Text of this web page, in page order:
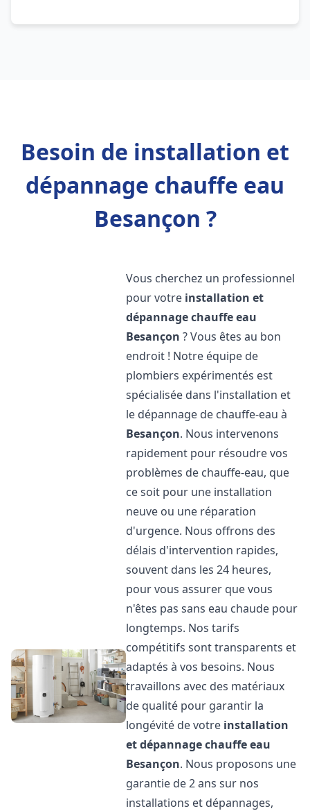
Besoin de installation et
dépannage chauffe eau
Besançon ?
Vous cherchez un professionnel
pour votre installation et
dépannage chauffe eau
Besançon ? Vous êtes au bon
endroit ! Notre équipe de
plombiers expérimentés est
spécialisée dans l'installation et
le dépannage de chauffe-eau à
Besançon. Nous intervenons
rapidement pour résoudre vos
problèmes de chauffe-eau, que
ce soit pour une installation
neuve ou une réparation
d'urgence. Nous offrons des
délais d'intervention rapides,
souvent dans les 24 heures,
pour vous assurer que vous
n'êtes pas sans eau chaude pour
longtemps. Nos tarifs
compétitifs sont transparents et
adaptés à vos besoins. Nous
travaillons avec des matériaux
de qualité pour garantir la
longévité de votre installation
et dépannage chauffe eau
Besançon. Nous proposons une
garantie de 2 ans sur nos
installations et dépannages,